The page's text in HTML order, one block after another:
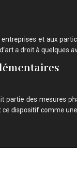
et aux
a droit à quelques
partie des mesures
dispositif comme